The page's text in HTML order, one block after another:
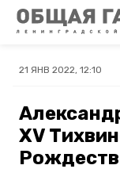
21 ЯНВ 2022, 12:10
ХV